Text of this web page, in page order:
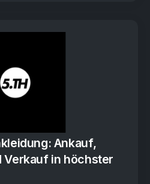
Ankauf,
in höchster